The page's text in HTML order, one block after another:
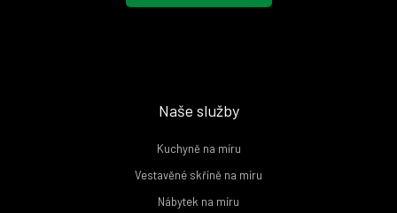
Naše služby
Kuchyně na míru
Vestavěné skříně na míru
Nábytek na míru